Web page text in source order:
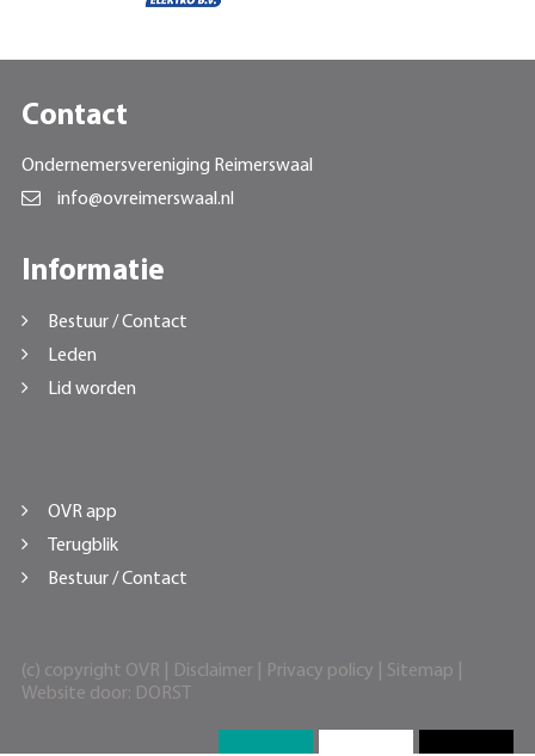
Contact
Ondernemersvereniging Reimerswaal
info@ovreimerswaal.nl
Informatie
Bestuur / Contact
Leden
Lid worden
OVR app
Terugblik
Bestuur / Contact
(c) copyright OVR | Disclaimer| Privacy policy Sitemap
Website door: DORST